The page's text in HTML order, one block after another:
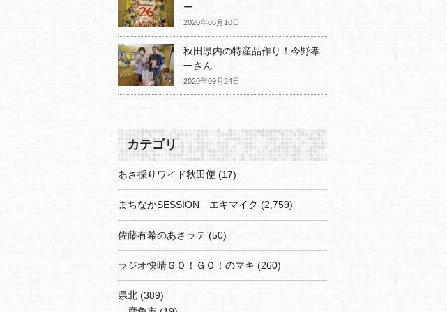
ー
2020年06月10日
秋田県内の特産品作り！今野孝
一さん
2020年09月24日
カテゴリ
あさ採りワイド秋田便 (17)
まちなかSESSION エキマイク (2,759)
佐藤有希のあさラテ (50)
ラジオ快晴ＧＯ！ＧＯ！のマキ (260)
県北 (389)